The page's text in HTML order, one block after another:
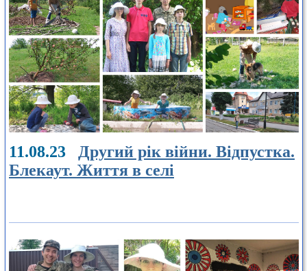
11.08.23 Другий рік війни. Відпустка.
Блекаут. Життя в селі